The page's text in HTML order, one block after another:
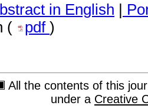
in English |
(
pdf )
All the contents of this
under a Creative